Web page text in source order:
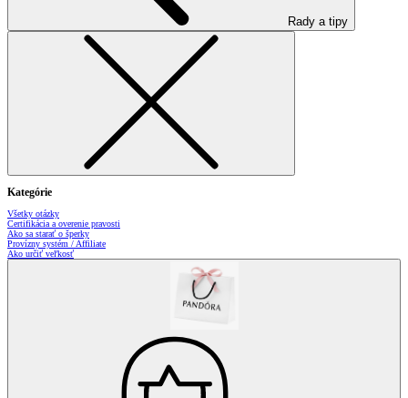
Rady a tipy
Kategórie
Všetky otázky
Certifikácia a overenie pravosti
Ako sa starať o šperky
Provízny systém / Affiliate
Ako určiť veľkosť